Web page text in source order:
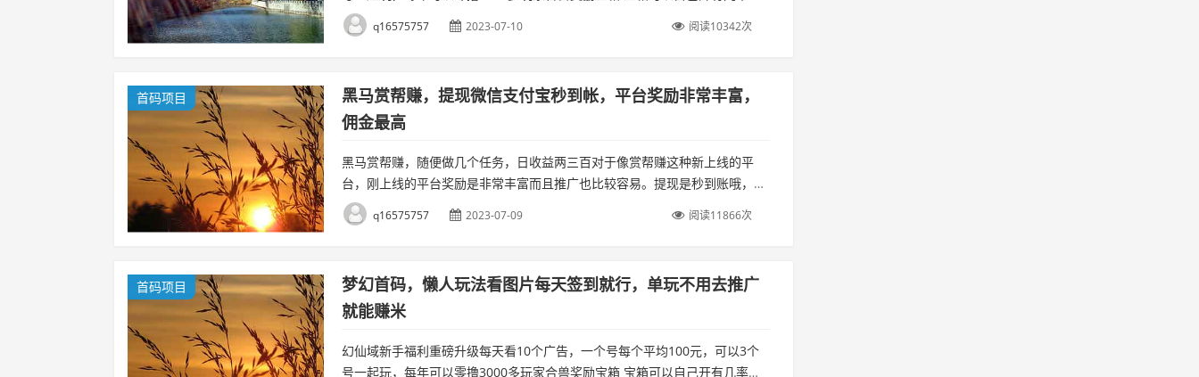
得神兽碎片，可直接上架幻世商会，最高30000+幻世仙石，宝箱也可以在商...
q16575757 2023-07-10 阅读10342次
首码项目
黑马赏帮赚，提现微信支付宝秒到帐，平台奖励非常丰富，
佣金最高
黑马赏帮赚，随便做几个任务，日收益两三百对于像赏帮赚这种新上线的平
台，刚上线的平台奖励是非常丰富而且推广也比较容易。提现是秒到账哦，微
信和支付宝都可以。点击【任务大厅】，就可以看到有很多任务，每个任务都
有赏金，低至几...
q16575757 2023-07-09 阅读11866次
首码项目
梦幻首码，懒人玩法看图片每天签到就行，单玩不用去推广
就能赚米
幻仙域新手福利重磅升级每天看10个广告，一个号每个平均100元，可以3个
号一起玩，每年可以零撸3000多玩家合兽奖励宝箱 宝箱可以自己开有几率获